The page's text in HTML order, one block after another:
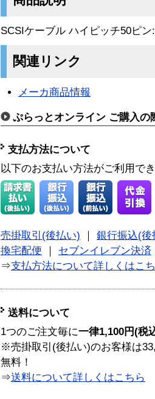
SCSIケーブル ハイピッチ50ピ
関連リンク
メーカ商品情報
ぷらっとオンライン ご購入の
支払方法について
以下のお支払い方法がご利用で
売掛取引(後払い)
銀行振込(後
換宅配便
セブンイレブン決済
⇒支払方法について詳しくはこ
送料について
1つのご注文毎に一律1,100円(税
※売掛取引(後払い)のお客様は
無料！
⇒送料について詳しくはこちら